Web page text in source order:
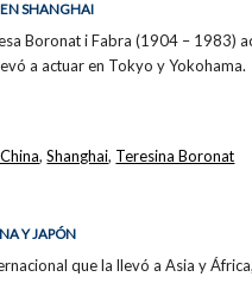
SHANGHAI
Boronat i Fabra (1904 – 1983)
a actuar en Tokyo y Yokohama.
,Shanghai, Teresina Boronat
Y JAPÓN
que la llevó a Asia y